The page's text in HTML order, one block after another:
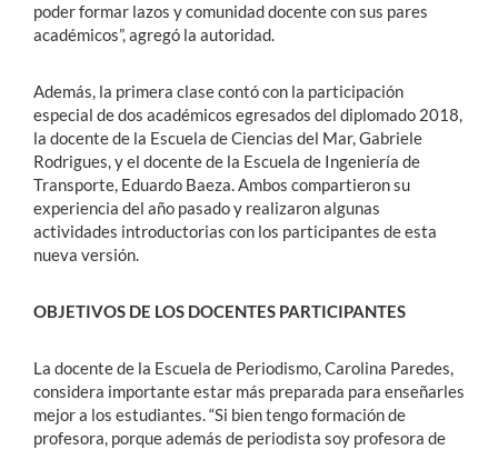
poder formar lazos y comunidad docente con sus pares
académicos”, agregó la autoridad.
Además, la primera clase contó con la participación
especial de dos académicos egresados del diplomado 2018,
la docente de la Escuela de Ciencias del Mar, Gabriele
Rodrigues, y el docente de la Escuela de Ingeniería de
Transporte, Eduardo Baeza. Ambos compartieron su
experiencia del año pasado y realizaron algunas
actividades introductorias con los participantes de esta
nueva versión.
OBJETIVOS DE LOS DOCENTES PARTICIPANTES
La docente de la Escuela de Periodismo, Carolina Paredes,
considera importante estar más preparada para enseñarles
mejor a los estudiantes. “Si bien tengo formación de
profesora, porque además de periodista soy profesora de